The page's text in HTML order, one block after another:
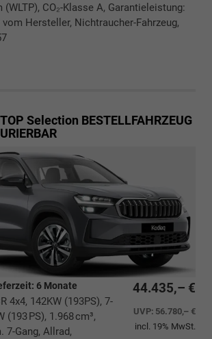
(WLTP), CO₂-Klasse A, Garantieleistung:
Hersteller, Nichtraucher-Fahrzeug,
Fahrzeugexposé drucken
TOP Selection BESTELLFAHRZEUG
44.435,– €
UVP: 56.780,– €
incl. 19% MwSt.
6 Monate
4x4, 142KW (193PS), 7-
(193 PS), 1.968 cm³,
7-Gang, Allrad,